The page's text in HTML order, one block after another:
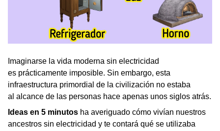
Imaginarse la vida moderna sin electricidad
es prácticamente imposible. Sin embargo, esta
infraestructura primordial de la civilización no estaba
al alcance de las personas hace apenas unos siglos atrás.
Ideas en 5 minutos ha averiguado cómo vivían nuestros
ancestros sin electricidad y te contará qué se utilizaba